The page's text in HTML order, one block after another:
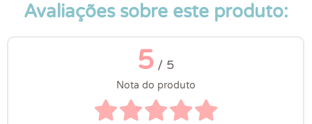
Avaliações sobre este produto:
5 / 5
Nota do produto